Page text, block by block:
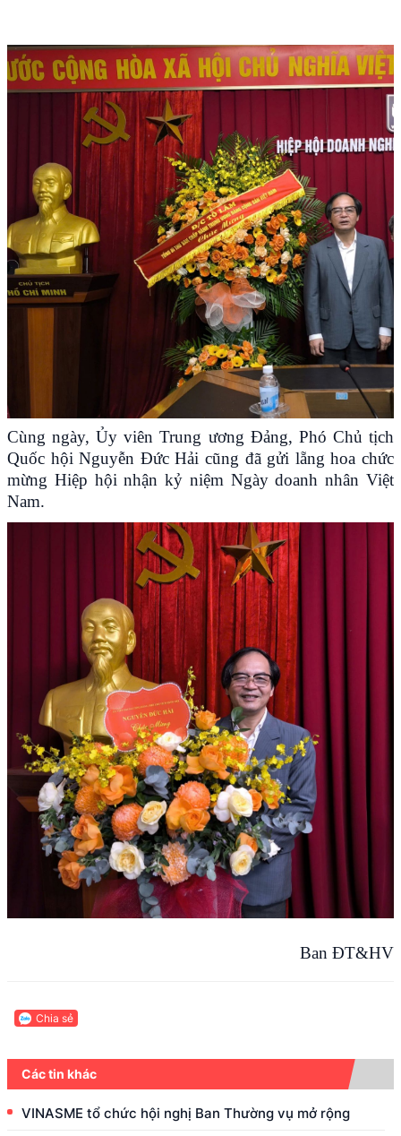
Cùng ngày, Ủy viên Trung ương Đảng, Phó Chủ tịch
Quốc hội Nguyễn Đức Hải cũng đã gửi lẵng hoa chức
mừng Hiệp hội nhận kỷ niệm Ngày doanh nhân Việt
Nam.
Ban ĐT&HV
Chia sẻ
Các tin khác
VINASME tổ chức hội nghị Ban Thường vụ mở rộng